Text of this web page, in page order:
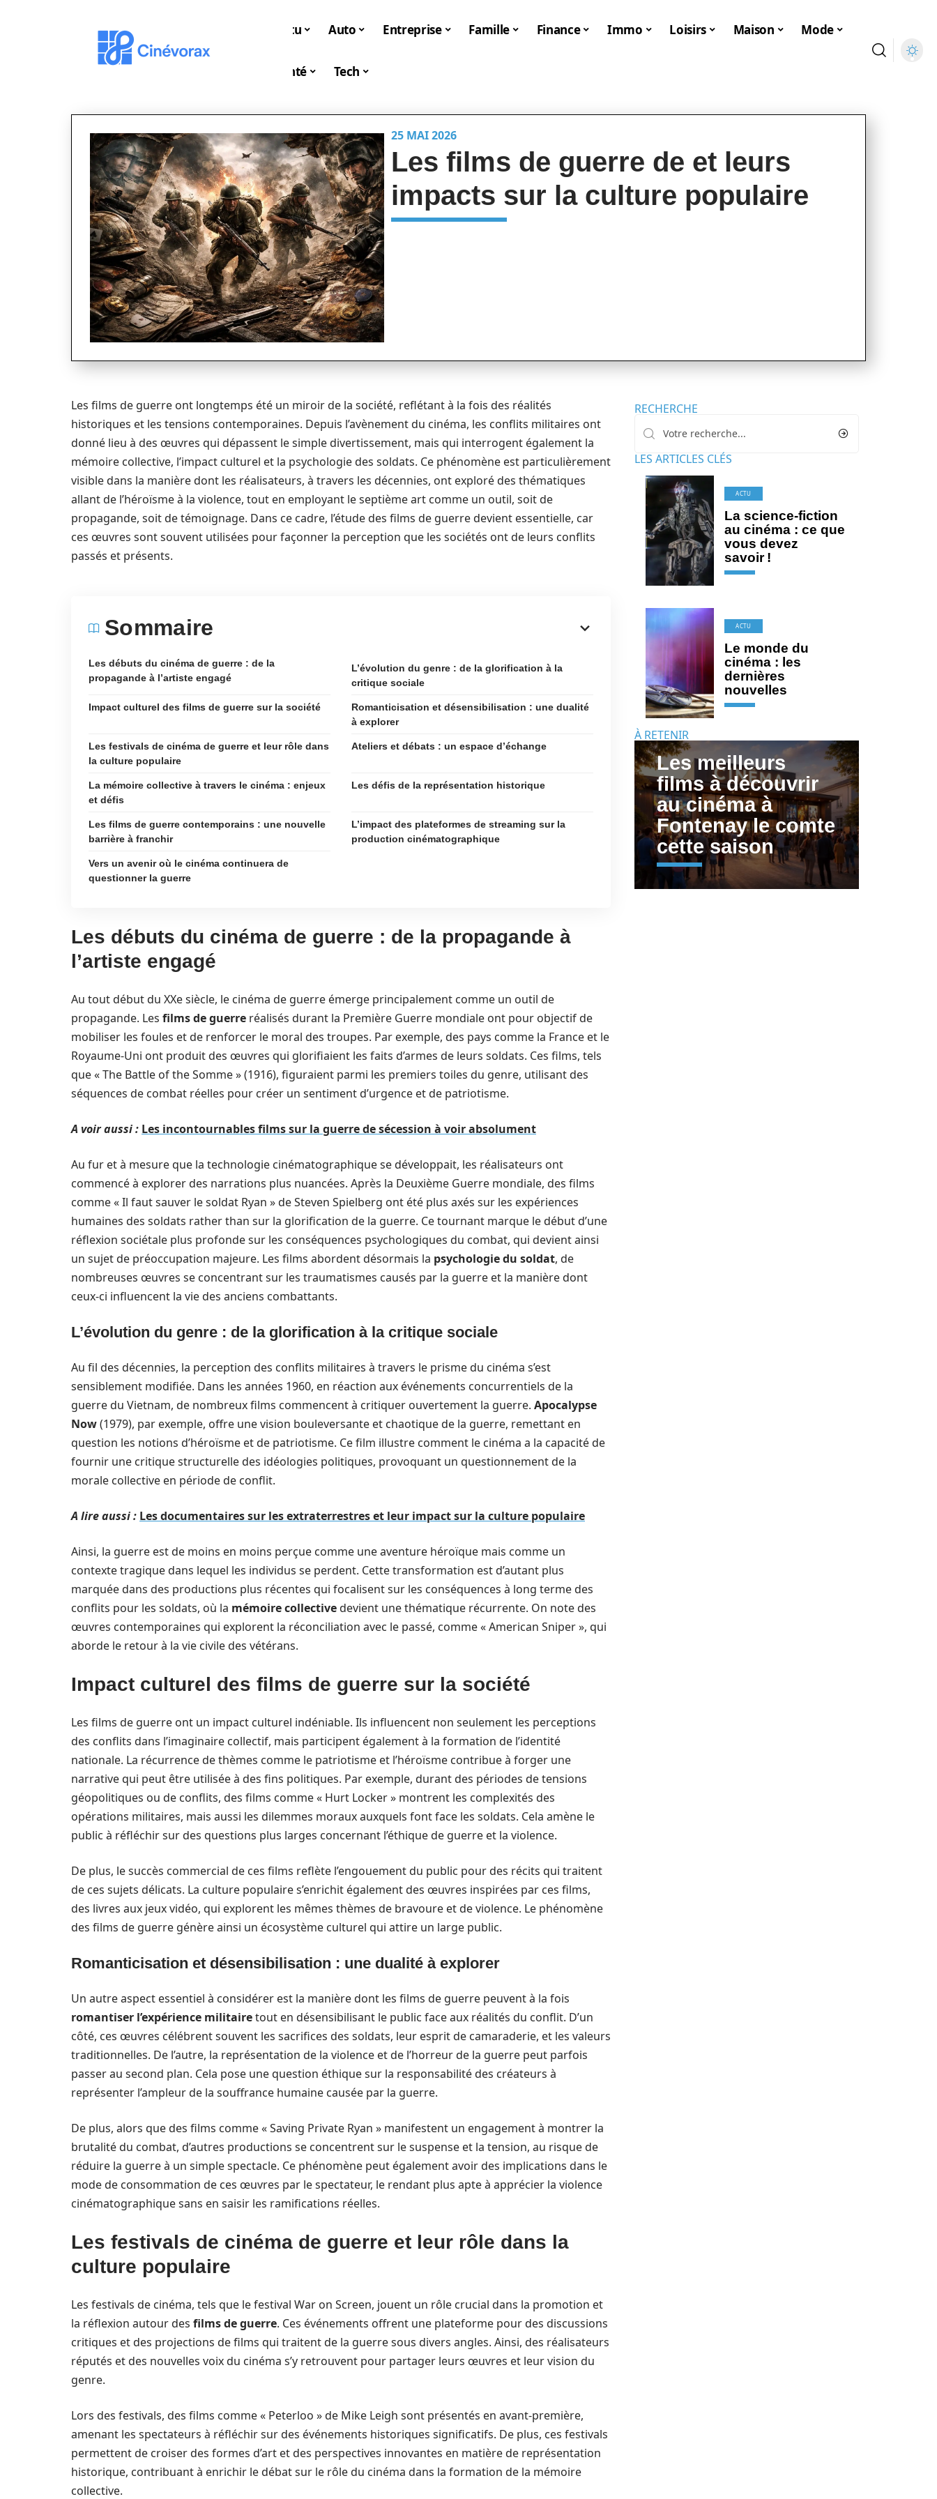
Actu Auto Entreprise Famille Finance Immo Loisirs Maison Mode
Santé Tech
25 MAI 2026
Les films de guerre de et leurs
impacts sur la culture populaire
Les films de guerre ont longtemps été un miroir de la société, reflétant à la fois des réalités
historiques et les tensions contemporaines. Depuis l’avènement du cinéma, les conflits militaires ont
donné lieu à des œuvres qui dépassent le simple divertissement, mais qui interrogent également la
mémoire collective, l’impact culturel et la psychologie des soldats. Ce phénomène est particulièrement
visible dans la manière dont les réalisateurs, à travers les décennies, ont exploré des thématiques
allant de l’héroïsme à la violence, tout en employant le septième art comme un outil, soit de
propagande, soit de témoignage. Dans ce cadre, l’étude des films de guerre devient essentielle, car
ces œuvres sont souvent utilisées pour façonner la perception que les sociétés ont de leurs conflits
passés et présents.
Sommaire
Les débuts du cinéma de guerre : de la
propagande à l’artiste engagé
L’évolution du genre : de la glorification à la
critique sociale
Impact culturel des films de guerre sur la société
Romanticisation et désensibilisation : une dualité
à explorer
Les festivals de cinéma de guerre et leur rôle dans
la culture populaire
Ateliers et débats : un espace d’échange
La mémoire collective à travers le cinéma : enjeux
et défis
Les défis de la représentation historique
Les films de guerre contemporains : une nouvelle
barrière à franchir
L’impact des plateformes de streaming sur la
production cinématographique
Vers un avenir où le cinéma continuera de
questionner la guerre
Les débuts du cinéma de guerre : de la propagande à
l’artiste engagé
Au tout début du XXe siècle, le cinéma de guerre émerge principalement comme un outil de
propagande. Les films de guerre réalisés durant la Première Guerre mondiale ont pour objectif de
mobiliser les foules et de renforcer le moral des troupes. Par exemple, des pays comme la France et le
Royaume-Uni ont produit des œuvres qui glorifiaient les faits d’armes de leurs soldats. Ces films, tels
que « The Battle of the Somme » (1916), figuraient parmi les premiers toiles du genre, utilisant des
séquences de combat réelles pour créer un sentiment d’urgence et de patriotisme.
A voir aussi : Les incontournables films sur la guerre de sécession à voir absolument
Au fur et à mesure que la technologie cinématographique se développait, les réalisateurs ont
commencé à explorer des narrations plus nuancées. Après la Deuxième Guerre mondiale, des films
comme « Il faut sauver le soldat Ryan » de Steven Spielberg ont été plus axés sur les expériences
humaines des soldats rather than sur la glorification de la guerre. Ce tournant marque le début d’une
réflexion sociétale plus profonde sur les conséquences psychologiques du combat, qui devient ainsi
un sujet de préoccupation majeure. Les films abordent désormais la psychologie du soldat, de
nombreuses œuvres se concentrant sur les traumatismes causés par la guerre et la manière dont
ceux-ci influencent la vie des anciens combattants.
L’évolution du genre : de la glorification à la critique sociale
Au fil des décennies, la perception des conflits militaires à travers le prisme du cinéma s’est
sensiblement modifiée. Dans les années 1960, en réaction aux événements concurrentiels de la
guerre du Vietnam, de nombreux films commencent à critiquer ouvertement la guerre. Apocalypse
Now(1979), par exemple, offre une vision bouleversante et chaotique de la guerre, remettant en
question les notions d’héroïsme et de patriotisme. Ce film illustre comment le cinéma a la capacité de
fournir une critique structurelle des idéologies politiques, provoquant un questionnement de la
morale collective en période de conflit.
A lire aussi : Les documentaires sur les extraterrestres et leur impact sur la culture populaire
Ainsi, la guerre est de moins en moins perçue comme une aventure héroïque mais comme un
contexte tragique dans lequel les individus se perdent. Cette transformation est d’autant plus
marquée dans des productions plus récentes qui focalisent sur les conséquences à long terme des
conflits pour les soldats, où la mémoire collectivedevient une thématique récurrente. On note des
œuvres contemporaines qui explorent la réconciliation avec le passé, comme « American Sniper », qui
aborde le retour à la vie civile des vétérans.
Impact culturel des films de guerre sur la société
Les films de guerre ont un impact culturel indéniable. Ils influencent non seulement les perceptions
des conflits dans l’imaginaire collectif, mais participent également à la formation de l’identité
nationale. La récurrence de thèmes comme le patriotisme et l’héroïsme contribue à forger une
narrative qui peut être utilisée à des fins politiques. Par exemple, durant des périodes de tensions
géopolitiques ou de conflits, des films comme « Hurt Locker » montrent les complexités des
opérations militaires, mais aussi les dilemmes moraux auxquels font face les soldats. Cela amène le
public à réfléchir sur des questions plus larges concernant l’éthique de guerre et la violence.
De plus, le succès commercial de ces films reflète l’engouement du public pour des récits qui traitent
de ces sujets délicats. La culture populaire s’enrichit également des œuvres inspirées par ces films,
des livres aux jeux vidéo, qui explorent les mêmes thèmes de bravoure et de violence. Le phénomène
des films de guerre génère ainsi un écosystème culturel qui attire un large public.
Romanticisation et désensibilisation : une dualité à explorer
Un autre aspect essentiel à considérer est la manière dont les films de guerre peuvent à la fois
romantiser l’expérience militairetout en désensibilisant le public face aux réalités du conflit. D’un
côté, ces œuvres célébrent souvent les sacrifices des soldats, leur esprit de camaraderie, et les valeurs
traditionnelles. De l’autre, la représentation de la violence et de l’horreur de la guerre peut parfois
passer au second plan. Cela pose une question éthique sur la responsabilité des créateurs à
représenter l’ampleur de la souffrance humaine causée par la guerre.
De plus, alors que des films comme « Saving Private Ryan » manifestent un engagement à montrer la
brutalité du combat, d’autres productions se concentrent sur le suspense et la tension, au risque de
réduire la guerre à un simple spectacle. Ce phénomène peut également avoir des implications dans le
mode de consommation de ces œuvres par le spectateur, le rendant plus apte à apprécier la violence
cinématographique sans en saisir les ramifications réelles.
Les festivals de cinéma de guerre et leur rôle dans la
culture populaire
Les festivals de cinéma, tels que le festival War on Screen, jouent un rôle crucial dans la promotion et
la réflexion autour des films de guerre. Ces événements offrent une plateforme pour des discussions
critiques et des projections de films qui traitent de la guerre sous divers angles. Ainsi, des réalisateurs
réputés et des nouvelles voix du cinéma s’y retrouvent pour partager leurs œuvres et leur vision du
genre.
Lors des festivals, des films comme « Peterloo » de Mike Leigh sont présentés en avant-première,
amenant les spectateurs à réfléchir sur des événements historiques significatifs. De plus, ces festivals
permettent de croiser des formes d’art et des perspectives innovantes en matière de représentation
historique, contribuant à enrichir le débat sur le rôle du cinéma dans la formation de la mémoire
collective.
RECHERCHE
LES ARTICLES CLÉS
ACTU
La science-fiction
au cinéma : ce que
vous devez
savoir !
ACTU
Le monde du
cinéma : les
dernières
nouvelles
À RETENIR
Les meilleurs
films à découvrir
au cinéma à
Fontenay le comte
cette saison